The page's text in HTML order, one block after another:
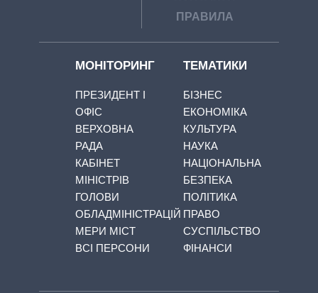
ПРАВИЛА
МОНІТОРИНГ
ПРЕЗИДЕНТ І
ОФІС
ВЕРХОВНА
РАДА
КАБІНЕТ
МІНІСТРІВ
ГОЛОВИ
ОБЛАДМІНІСТРАЦІЙ
МЕРИ МІСТ
ВСІ ПЕРСОНИ
ТЕМАТИКИ
БІЗНЕС
ЕКОНОМІКА
КУЛЬТУРА
НАУКА
НАЦІОНАЛЬНА
БЕЗПЕКА
ПОЛІТИКА
ПРАВО
СУСПІЛЬСТВО
ФІНАНСИ